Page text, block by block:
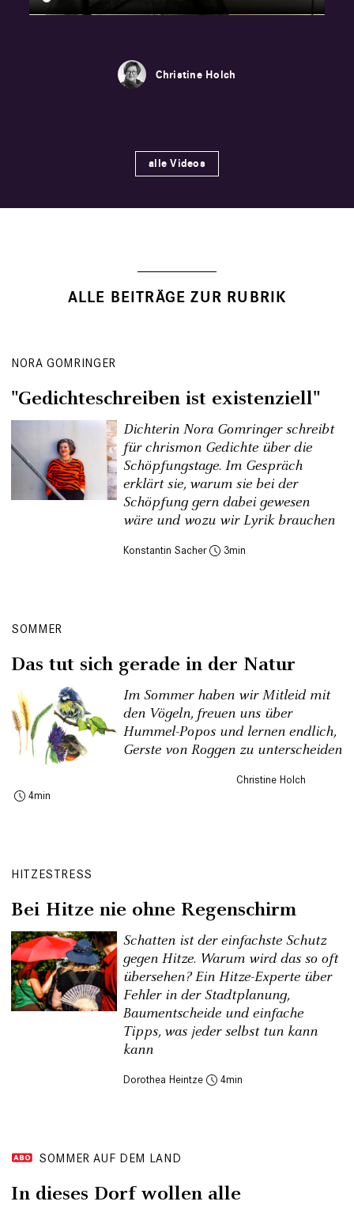
Christine Holch
alle Videos
NORA GOMRINGER
"Gedichteschreiben ist existenziell"
Dichterin Nora Gomringer schreibt
für chrismon Gedichte über die
Schöpfungstage. Im Gespräch
erklärt sie, warum sie bei der
Schöpfung gern dabei gewesen
wäre und wozu wir Lyrik brauchen
Konstantin Sacher 3
SOMMER
Das tut sich gerade in der Natur
Im Sommer haben wir Mitleid mit
den Vögeln, freuen uns über
Hummel-Popos und lernen endlich,
Gerste von Roggen zu unterscheiden
Christine Holch
4
HITZESTRESS
Bei Hitze nie ohne Regenschirm
Schatten ist der einfachste Schutz
gegen Hitze. Warum wird das so oft
übersehen? Ein Hitze-Experte über
Fehler in der Stadtplanung,
Baumentscheide und einfache
Tipps, was jeder selbst tun kann
kann
Dorothea Heintze 4
SOMMER AUF DEM LAND
In dieses Dorf wollen alle